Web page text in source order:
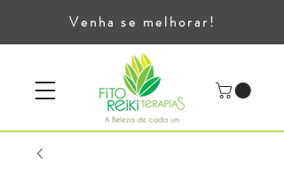
Venha se melhorar!